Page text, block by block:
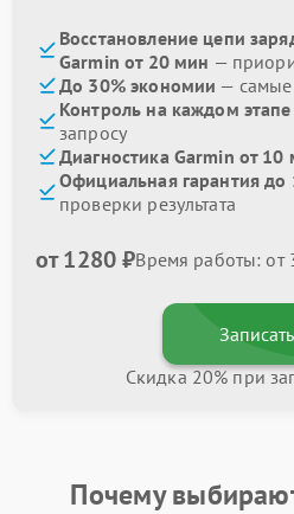
Восстановление цепи
Garmin от 20 мин —
До 30% экономии —
Контроль на каждом этапе
запросу
Диагностика Garmin от 10
Официальная гарантия до
проверки результата
от 1280 ₽Время работы: от
Скидка 20% при
Почему